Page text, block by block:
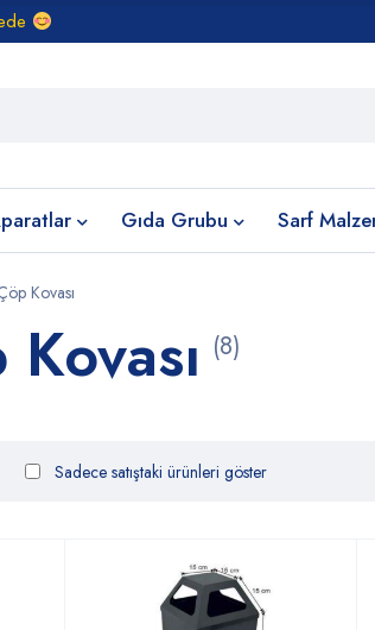
Gıda Grubu Sarf
Kovası
(8)
Sadece satıştaki ürünleri göster